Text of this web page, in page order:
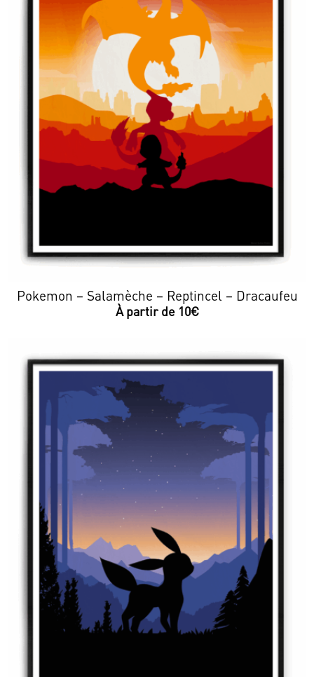
Pokemon – Salamèche – Reptincel – Dracaufeu